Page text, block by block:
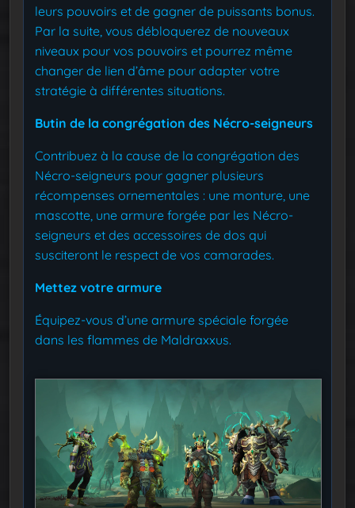
leurs pouvoirs et de gagner de puissants bonus.
Par la suite, vous débloquerez de nouveaux
niveaux pour vos pouvoirs et pourrez même
changer de lien d’âme pour adapter votre
stratégie à différentes situations.
Butin de la congrégation des Nécro-seigneurs
Contribuez à la cause de la congrégation des
Nécro-seigneurs pour gagner plusieurs
récompenses ornementales : une monture, une
mascotte, une armure forgée par les Nécro-
seigneurs et des accessoires de dos qui
susciteront le respect de vos camarades.
Mettez votre armure
Équipez-vous d’une armure spéciale forgée
dans les flammes de Maldraxxus.